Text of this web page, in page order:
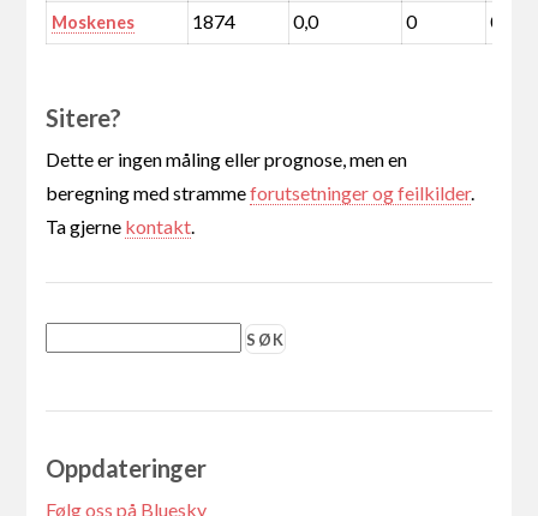
Moskenes 1874 0,0 0 0,0
Sitere?
Dette er ingen måling eller prognose, men en
beregning med strammeforutsetninger og feilkilder.
Ta gjerne kontakt
Oppdateringer
Følg oss på Bluesky